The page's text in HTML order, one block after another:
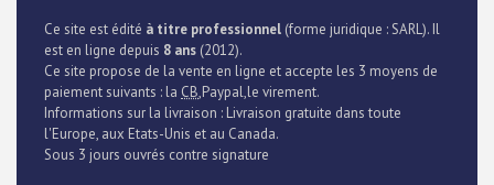
Ce site est édité à titre professionnel (forme juridique : SARL). Il
est en ligne depuis 8 ans (2012).
Ce site propose de la vente en ligne et accepte les 3 moyens de
paiement suivants : la CB,Paypal,le virement.
Informations sur la livraison : Livraison gratuite dans toute
l'Europe, aux Etats-Unis et au Canada.
Sous 3 jours ouvrés contre signature